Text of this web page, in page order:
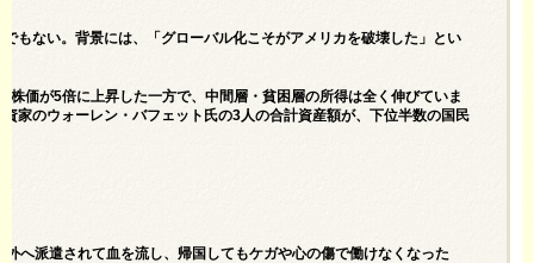
もない。背景には、「グローバル化こそがアメリカを破壊した」とい
価が5倍に上昇した一方で、中間層・貧困層の所得は全く伸びていま
家のウォーレン・バフェット氏の3人の合計資産額が、下位半数の国民
へ派遣されて血を流し、帰国してもケガや心の傷で働けなくなった